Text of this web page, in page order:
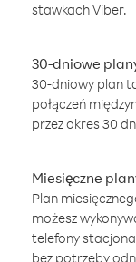
stawkach Viber.
30-dniowe
30-dniowy plan
połączeń
przez okres 30
Miesięczne
Plan
możesz
telefony
bez potrzeby